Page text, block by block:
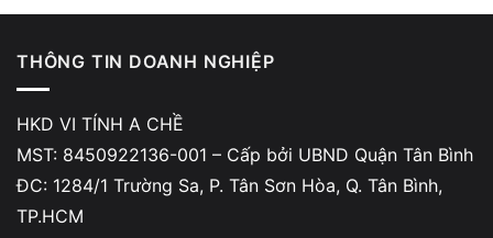
CPU luôn hiển thị 90–100% trong Task Manager
THÔNG TIN DOANH NGHIỆP
HKD VI TÍNH A CHỀ
MST: 8450922136-001 – Cấp bởi UBND Quận Tân Bình
ĐC: 1284/1 Trường Sa, P. Tân Sơn Hòa, Q. Tân Bình,
TP.HCM